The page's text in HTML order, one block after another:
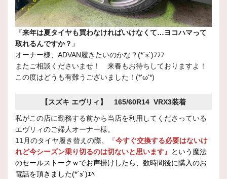
『来年は夏タイヤも買わなければいけなくて…ヨコハマって
取れるんですか？ 』
オーナー様、ADVAN履きたいのかな？(*´з`)ﾌﾌﾌ
またご相談くださいませ！ 来春もお待ちしておりますよ！
この度はどうも有難うございました！(*'ω'*)
【スズキ エヴリィ】 165/60R14 VRX3装着
私がこの店に勤務する前から当店を利用してくださっている
エヴリィのご婦人オーナー様。
11月のタイヤ履き替えの際、
『今すぐ交換する必要はないけ
れど今シーズン乗り切るのは切ないと思います』
という魔法
のセールストークｗでお声掛けしたら、数時間後に購入のお
電話を頂きました(*´з`)ｴﾍ